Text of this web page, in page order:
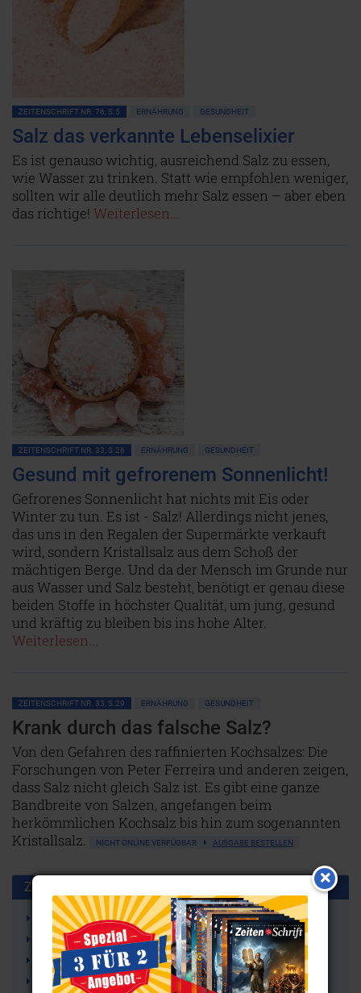
ZEITENSCHRIFT NR. 76, S.5 ERNÄHRUNG GESUNDHEIT
Salz das verkannte Lebenselixier
Es ist genauso wichtig, ausreichend Salz zu essen,
wie Wasser zu trinken. Statt wie empfohlen weniger,
sollten wir alle deutlich mehr Salz essen – aber eben
das richtige! Weiterlesen...
ZEITENSCHRIFT NR. 33, S.26 ERNÄHRUNG GESUNDHEIT
Gesund mit gefrorenem Sonnenlicht!
Gefrorenes Sonnenlicht hat nichts mit Eis oder
Winter zu tun. Es ist - Salz! Allerdings nicht jenes,
das uns in den Regalen der Supermärkte verkauft
wird, sondern Kristallsalz aus dem Schoß der
mächtigen Berge. Und da der Mensch im Grunde nur
aus Wasser und Salz besteht, benötigt er genau diese
beiden Stoffe in höchster Qualität, um jung, gesund
und kräftig zu bleiben bis ins hohe Alter.
Weiterlesen...
ZEITENSCHRIFT NR. 33, S.29 ERNÄHRUNG GESUNDHEIT
Krank durch das falsche Salz?
Von den Gefahren des raffinierten Kochsalzes: Die
Forschungen von Peter Ferreira und anderen zeigen,
dass Salz nicht gleich Salz ist. Es gibt eine ganze
Bandbreite von Salzen, angefangen beim
herkömmlichen Kochsalz bis hin zum sogenannten
Kristallsalz.
NICHT ONLINE VERFÜGBAR AUSGABE BESTELLEN
Zusammen benutzt mit:
Ernährung
Salz
Gesundheit
Krankheit